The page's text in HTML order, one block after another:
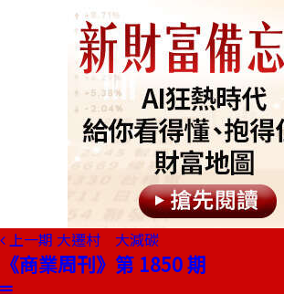
上一期 大遷村 大減碳
《商業周刊》第 1850 期